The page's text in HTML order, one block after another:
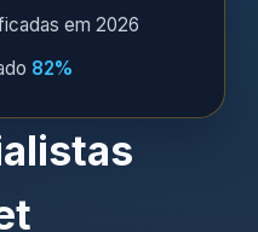
em 2026
82%